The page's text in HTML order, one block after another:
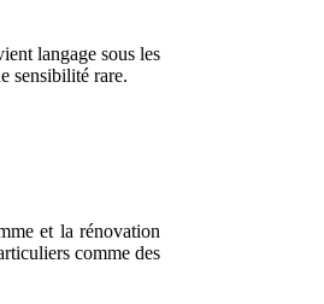
langage sous les
sensibilité rare.
et la rénovation
comme des